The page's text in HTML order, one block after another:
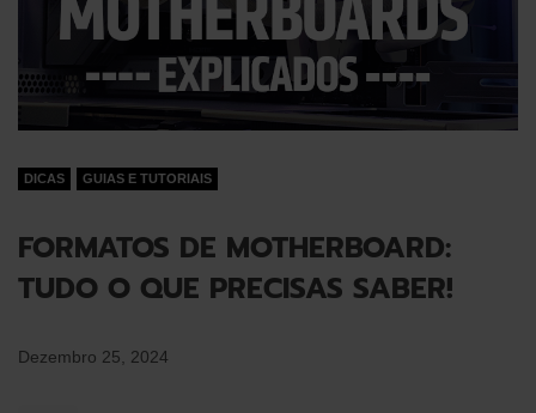
DICAS GUIAS E TUTORIAIS
FORMATOS DE MOTHERBOARD:
TUDO O QUE PRECISAS SABER!
Dezembro 25, 2024